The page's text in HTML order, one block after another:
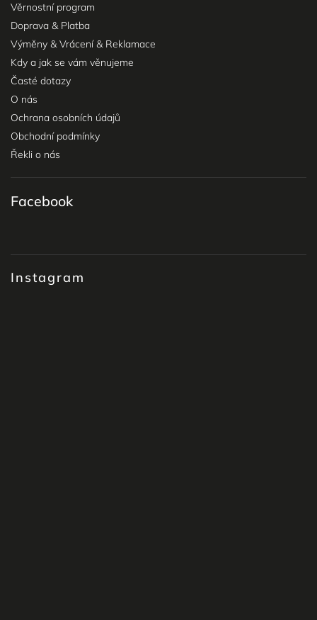
Věrnostní program
Doprava & Platba
Výměny & Vrácení & Reklamace
Kdy a jak se vám věnujeme
Časté dotazy
O nás
Ochrana osobních údajů
Obchodní podmínky
Řekli o nás
Instagram
Facebook